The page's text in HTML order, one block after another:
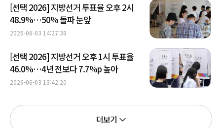
[선택 2026] 지방선거 투표율 오후 2시
48.9%…50% 돌파 눈앞
2026-06-03 14:27:38
[선택 2026] 지방선거 오후 1시 투표율
46.0%…4년 전보다 7.7%p 높아
2026-06-03 13:42:20
더보기